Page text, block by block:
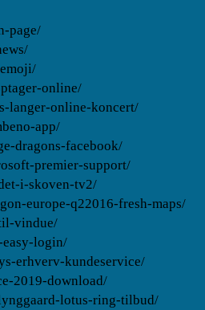
page/
online/
langer-online-koncert/
app/
dragons-facebook/
premier-support/
i-skoven-tv2/
europe-q22016-fresh-maps/
vindue/
login/
erhverv-kundeservice/
2019-download/
lotus-ring-tilbud/